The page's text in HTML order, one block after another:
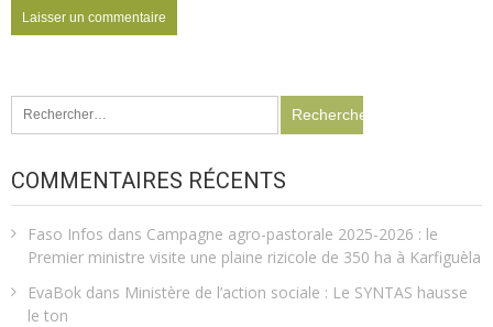
COMMENTAIRES RÉCENTS
Faso Infos dans Campagne agro-pastorale 2025-2026 : le
Premier ministre visite une plaine rizicole de 350 ha à Karfiguèla
EvaBok dans Ministère de l’action sociale : Le SYNTAS hausse
le ton